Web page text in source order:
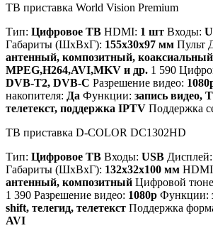
ТВ приставка World Vision Premium
Тип: Цифровое ТВ HDMI: 1 шт Входы:
Габариты (ШхВхГ): 155x30x97 мм Пульт
антенный, композитный, коаксиальный
MPEG,H264,AVI,MKV и др. 1 590
DVB-T2, DVB-C Разрешение видео:
накопителя: Да Функции: запись видео,
телетекст, поддержка IPTV Поддержка
ТВ приставка D-COLOR DC1302HD
Тип: Цифровое ТВ Входы: USB Дисплей:
Габариты (ШхВхГ): 132х32х100 мм
антенный, композитный Цифровой
1 390 Разрешение видео: 1080p Функции:
shift, телегид, телетекст Поддержка
AVI